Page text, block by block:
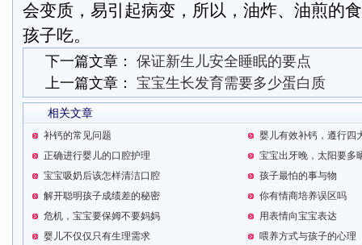
会变质，易引起病变，所以，油炸、油煎的
孩子吃。
下一篇文章： 保证新生儿安全睡眠的要点
上一篇文章： 宝宝生长发育需要多少蛋白质
相关文章
补钙的常见问题
婴儿有效补钙，遵行四
正确进行婴儿的口腔护理
宝宝出牙晚，太阳要多
宝宝吸奶后该怎样清洁口腔
孩子最怕的事与物
解开聪明孩子成绩差的秘密
你有情商培养误区吗
危机，宝宝要保姆不要妈妈
用表情向宝宝表达
婴儿不仅仅只有生理需求
喂养方式与孩子的心理